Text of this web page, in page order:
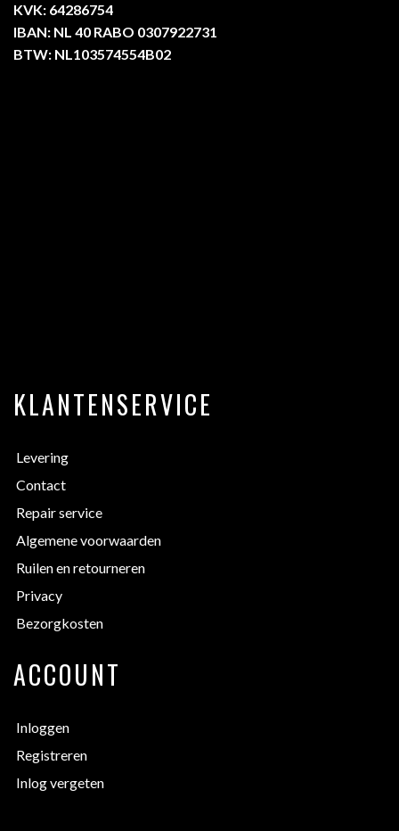
KVK: 64286754
IBAN: NL 40 RABO 0307922731
BTW: NL103574554B02
KLANTENSERVICE
Levering
Contact
Repair service
Algemene voorwaarden
Ruilen en retourneren
Privacy
Bezorgkosten
ACCOUNT
Inloggen
Registreren
Inlog vergeten